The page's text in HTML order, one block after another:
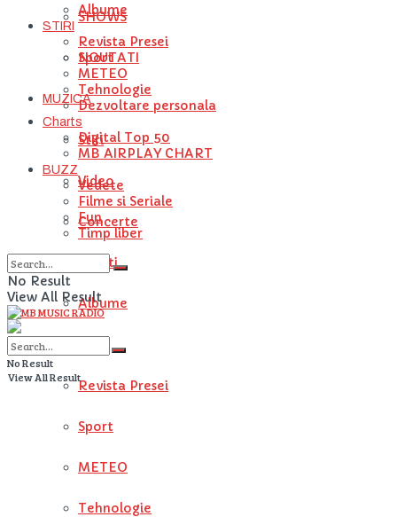
SHOWS
NOUTATI
MUZICA
Stiri
Video
Concerte
Artisti
Albume
STIRI
Revista Presei
Sport
METEO
Tehnologie
Albume
STIRI
Revista Presei
Sport
METEO
Tehnologie
Dezvoltare personala
Charts
Digital Top 50
MB AIRPLAY CHART
BUZZ
Vedete
Filme si Seriale
Fun
Timp liber
No Result
View All Result
No Result
View All Result